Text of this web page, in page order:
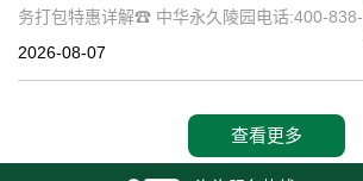
务打包特惠详解☎ 中华永久陵园电话:400-838-
5063中华永久陵园作为国内知名的陵园之一，
2026-08-07
查看更多